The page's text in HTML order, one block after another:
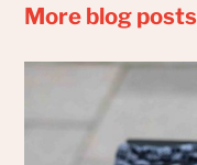
More blog posts